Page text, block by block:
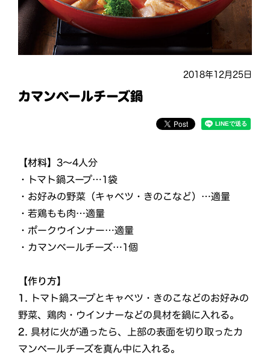
2018年12月25日
カマンベールチーズ鍋
【材料】3～4人分
・トマト鍋スープ…1袋
・お好みの野菜（キャベツ・きのこなど）…適量
・若鶏もも肉…適量
・ポークウインナー…適量
・カマンベールチーズ…1個
【作り方】
1. トマト鍋スープとキャベツ・きのこなどのお好みの
野菜、鶏肉・ウインナーなどの具材を鍋に入れる。
2. 具材に火が通ったら、上部の表面を切り取ったカ
マンベールチーズを真ん中に入れる。